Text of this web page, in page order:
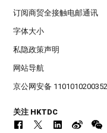
订阅商贸全接触电邮通讯
字体大小
私隐政策声明
网站导航
京公网安备
关注 HKTDC